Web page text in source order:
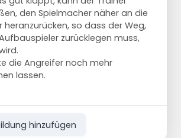
den Spielmacher näher an die
heranzurücken, so dass der Weg,
zurücklegen muss,
die Angreifer noch mehr
lassen.
hinzufügen